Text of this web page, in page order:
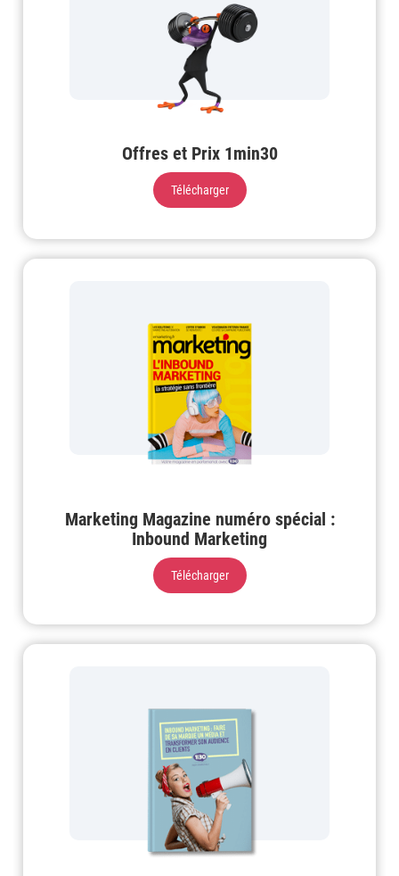
Offres et Prix 1min30
Télécharger
Marketing Magazine numéro spécial :
Inbound Marketing
Télécharger